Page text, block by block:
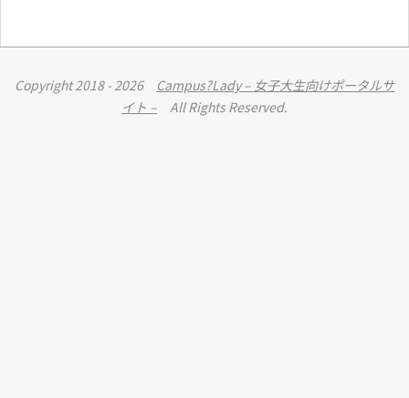
Copyright 2018 - 2026 Campus?Lady – 女子大生向けポータルサ
イト – All Rights Reserved.